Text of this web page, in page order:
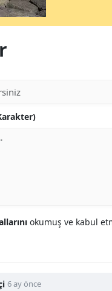
okumuş ve kabul
6 ay önce